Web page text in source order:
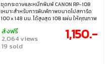
ชุดกระดาษและหมึกพิมพ์ CANON RP-108
เหมาะสำหรับการพิมพ์ภาพขนาดโปสการ์ด
100 x 148 มม. ได้สูงสุด 108 แผ่น ให้คุณภาพ
CP1200 และ CP1500 ได้อย่างลงตัว เหมาะ
สำหรับงานพิมพ์ภาพถ่ายส่วนตัวหรือของ
ขวัญ • ขนาด 100 x 148 มม. • กระดาษสำหรับ
ส่งฟรี
2,064 views
19 sold
1,150.-